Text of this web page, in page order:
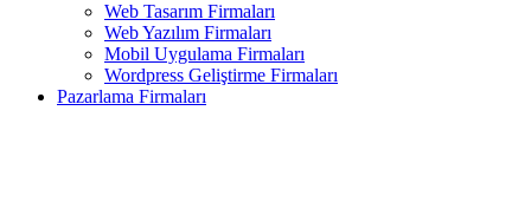
Web Tasarım Firmaları
Web Yazılım Firmaları
Mobil Uygulama Firmaları
Wordpress Geliştirme Firmaları
Pazarlama Firmaları